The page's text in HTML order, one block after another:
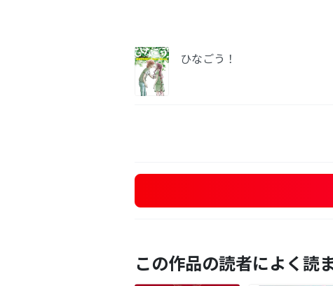
ひなごう！
この作品の読者によく読